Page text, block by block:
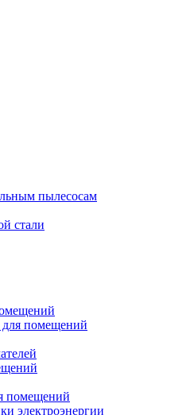
пылесосам
стали
помещений
помещений
электроэнергии